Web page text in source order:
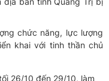
chức năng, lực lượng
khai với tinh thần chủ